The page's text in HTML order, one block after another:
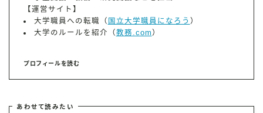
【運営サイト】
大学職員への転職（ 国立大学職員になろう ）
大学のルールを紹介（教務.com ）
プロフィールを読む
あわせて読みたい